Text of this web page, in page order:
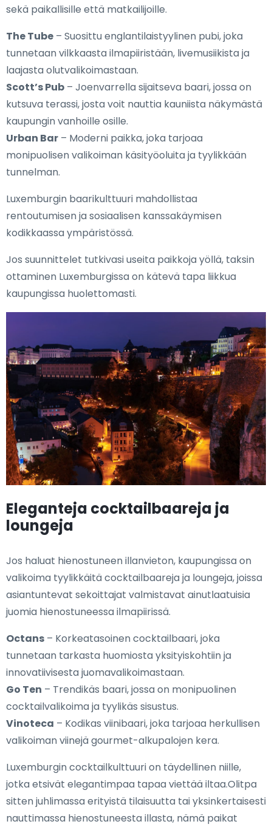
sekä paikallisille että matkailijoille.
The Tube – Suosittu englantilaistyylinen pubi, joka
tunnetaan vilkkaasta ilmapiiristään, livemusiikista ja
laajasta olutvalikoimastaan.
Scott’s Pub – Joenvarrella sijaitseva baari, jossa on
kutsuva terassi, josta voit nauttia kauniista näkymästä
kaupungin vanhoille osille.
Urban Bar – Moderni paikka, joka tarjoaa
monipuolisen valikoiman käsityöoluita ja tyylikkään
tunnelman.
Luxemburgin baarikulttuuri mahdollistaa
rentoutumisen ja sosiaalisen kanssakäymisen
kodikkaassa ympäristössä.
Jos suunnittelet tutkivasi useita paikkoja yöllä, taksin
ottaminen Luxemburgissa on kätevä tapa liikkua
kaupungissa huolettomasti.
Eleganteja cocktailbaareja ja
loungeja
Jos haluat hienostuneen illanvieton, kaupungissa on
valikoima tyylikkäitä cocktailbaareja ja loungeja, joissa
asiantuntevat sekoittajat valmistavat ainutlaatuisia
juomia hienostuneessa ilmapiirissä.
Octans – Korkeatasoinen cocktailbaari, joka
tunnetaan tarkasta huomiosta yksityiskohtiin ja
innovatiivisesta juomavalikoimastaan.
Go Ten – Trendikäs baari, jossa on monipuolinen
cocktailvalikoima ja tyylikäs sisustus.
Vinoteca – Kodikas viinibaari, joka tarjoaa herkullisen
valikoiman viinejä gourmet-alkupalojen kera.
Luxemburgin cocktailkulttuuri on täydellinen niille,
jotka etsivät elegantimpaa tapaa viettää iltaa.Olitpa
sitten juhlimassa erityistä tilaisuutta tai yksinkertaisesti
nauttimassa hienostuneesta illasta, nämä paikat